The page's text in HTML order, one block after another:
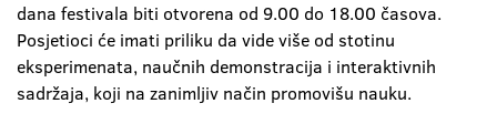
dana festivala biti otvorena od 9.00 do 18.00 časova.
Posjetioci će imati priliku da vide više od stotinu
eksperimenata, naučnih demonstracija i interaktivnih
sadržaja, koji na zanimljiv način promovišu nauku.